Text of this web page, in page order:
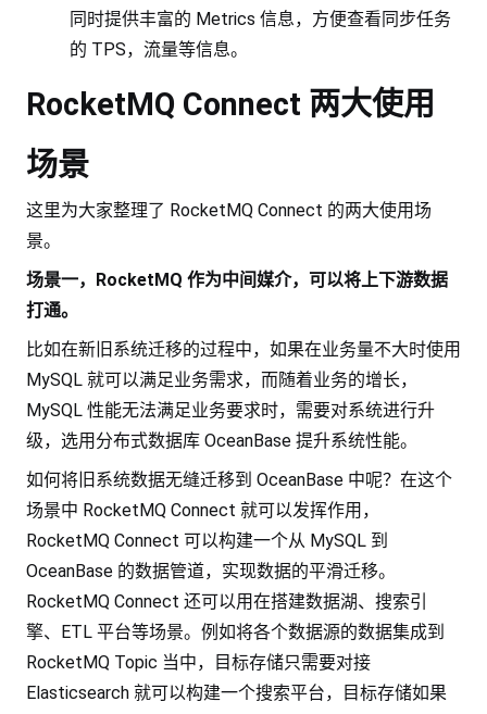
同时提供丰富的 Metrics 信息，方便查看同步任务
的 TPS，流量等信息。
RocketMQ Connect 两大使用
场景
这里为大家整理了 RocketMQ Connect 的两大使用场
景。
场景一，RocketMQ 作为中间媒介，可以将上下游数据
打通。
比如在新旧系统迁移的过程中，如果在业务量不大时使用
MySQL 就可以满足业务需求，而随着业务的增长，
MySQL 性能无法满足业务要求时，需要对系统进行升
级，选用分布式数据库 OceanBase 提升系统性能。
如何将旧系统数据无缝迁移到 OceanBase 中呢？在这个
场景中 RocketMQ Connect 就可以发挥作用，
RocketMQ Connect 可以构建一个从 MySQL 到
OceanBase 的数据管道，实现数据的平滑迁移。
RocketMQ Connect 还可以用在搭建数据湖、搜索引
擎、ETL 平台等场景。例如将各个数据源的数据集成到
RocketMQ Topic 当中，目标存储只需要对接
Elasticsearch 就可以构建一个搜索平台，目标存储如果